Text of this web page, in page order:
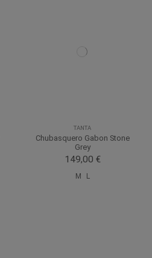
TANTA
Chubasquero Gabon Stone
Grey
149,00 €
M L